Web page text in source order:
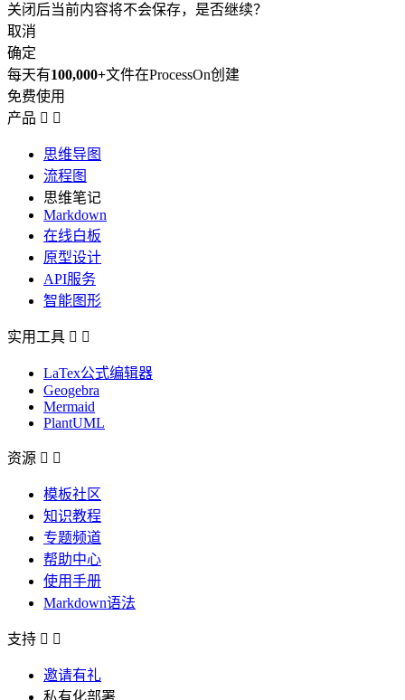
关闭后当前内容将不会保存，是否继续？
取消
确定
每天有100,000+文件在ProcessOn创建
免费使用
产品  
思维导图
流程图
思维笔记
Markdown
在线白板
原型设计
API服务
智能图形
实用工具  
LaTex公式编辑器
Geogebra
Mermaid
PlantUML
资源  
模板社区
知识教程
专题频道
帮助中心
使用手册
Markdown语法
支持  
邀请有礼
私有化部署